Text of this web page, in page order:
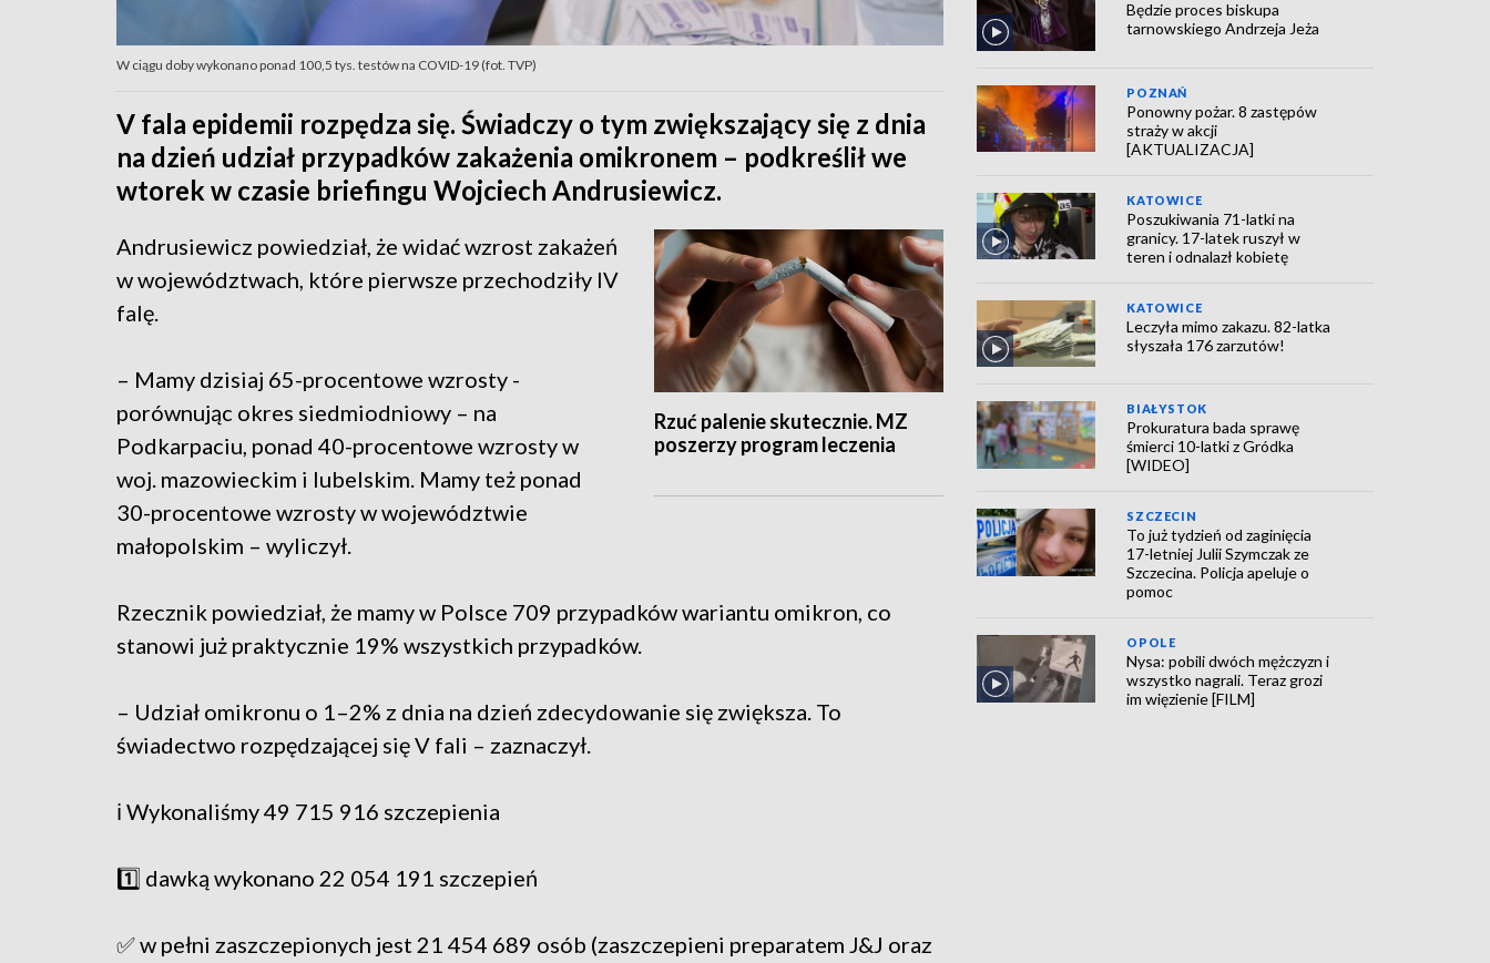
W ciągu doby wykonano ponad 100,5 tys. testów na COVID-19 (fot. TVP)
V fala epidemii rozpędza się. Świadczy o tym zwiększający się z dnia
na dzień udział przypadków zakażenia omikronem – podkreślił we
wtorek w czasie briefingu Wojciech Andrusiewicz.
Rzuć palenie skutecznie. MZ
poszerzy program leczenia
Andrusiewicz powiedział, że widać wzrost zakażeń
w województwach, które pierwsze przechodziły IV
falę.
– Mamy dzisiaj 65-procentowe wzrosty -
porównując okres siedmiodniowy – na
Podkarpaciu, ponad 40-procentowe wzrosty w
woj. mazowieckim i lubelskim. Mamy też ponad
30-procentowe wzrosty w województwie
małopolskim – wyliczył.
Rzecznik powiedział, że mamy w Polsce 709 przypadków wariantu omikron, co
stanowi już praktycznie 19% wszystkich przypadków.
– Udział omikronu o 1–2% z dnia na dzień zdecydowanie się zwiększa. To
świadectwo rozpędzającej się V fali – zaznaczył.
ℹ️ Wykonaliśmy 49 715 916 szczepienia
1️⃣ dawką wykonano 22 054 191 szczepień
✅ w pełni zaszczepionych jest 21 454 689 osób (zaszczepieni preparatem J&J oraz
Będzie proces biskupa
tarnowskiego Andrzeja Jeża
POZNAŃ
Ponowny pożar. 8 zastępów
straży w akcji
[AKTUALIZACJA]
KATOWICE
Poszukiwania 71-latki na
granicy. 17-latek ruszył w
teren i odnalazł kobietę
KATOWICE
Leczyła mimo zakazu. 82-latka
słyszała 176 zarzutów!
BIAŁYSTOK
Prokuratura bada sprawę
śmierci 10-latki z Gródka
[WIDEO]
SZCZECIN
To już tydzień od zaginięcia
17-letniej Julii Szymczak ze
Szczecina. Policja apeluje o
pomoc
OPOLE
Nysa: pobili dwóch mężczyzn i
wszystko nagrali. Teraz grozi
im więzienie [FILM]